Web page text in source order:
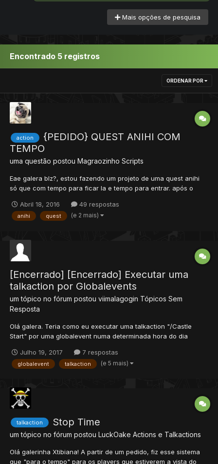
Mais opções de pesquisa
Encontrado 5 registros
ORDENAR POR
action
{PEDIDO} QUEST ANIHI COM
TEMPO
uma questão postou Magraozinho Scripts
Eae galera blz?, estou fazendo um projeto de uma quest anihi
só que com tempo para ficar la e tempo para entrar. após o
dentro são teleportadas para fora.. só q n sei se minha script
esta com erro, ou eu não soube arrumar a action para entra...
Abril 18, 2016 49 respostas
anihi quest (e 2 mais)
[Encerrado] [Encerrado] Executar uma
talkaction por Globalevents
um tópico no fórum postou viimalagogin Tópicos Sem
Resposta
Olá galera. Teria como eu executar uma talkaction "/Castle
Start" por uma globalevent numa determinada hora do dia
qualquer tipo de dicas!!!! Obrigado
Julho 19, 2017 7 respostas
globalevent talkaction (e 5 mais)
talkaction Stop Time
um tópico no fórum postou LuckOake Actions e Talkactions
Olá galerinha Xtibiana! A partir de um pedido, fiz esse sistema
que "para o tempo" para os players que estiverem a vista do